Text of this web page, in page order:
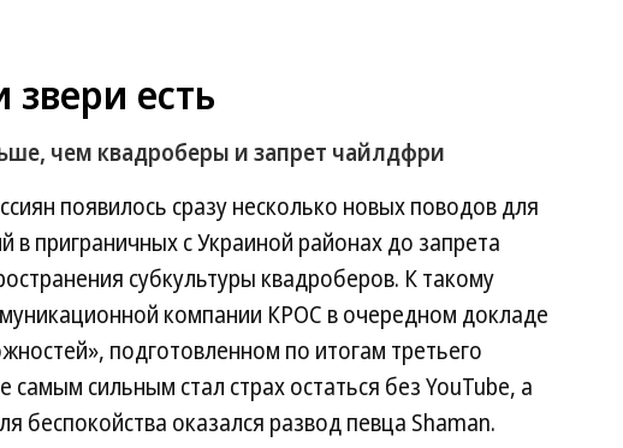
есть
чем квадроберы и запрет чайлдфри
появилось сразу несколько новых поводов для
в приграничных с Украиной районах до запрета
субкультуры квадроберов. К такому
компании КРОС в очередном докладе
подготовленном по итогам третьего
самым сильным стал страх остаться без YouTube, а
беспокойства оказался развод певца Shaman.